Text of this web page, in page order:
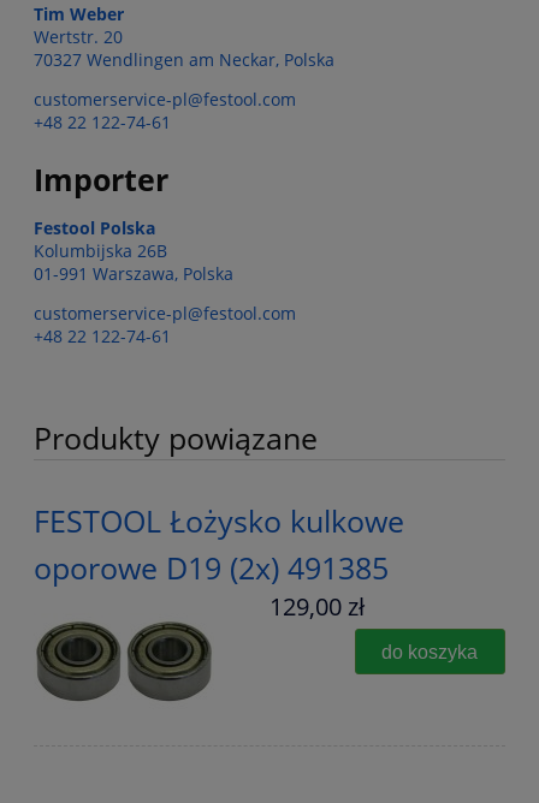
Tim Weber
Wertstr. 20
70327 Wendlingen am Neckar, Polska
customerservice-pl@festool.com
+48 22 122-74-61
Importer
Festool Polska
Kolumbijska 26B
01-991 Warszawa, Polska
customerservice-pl@festool.com
+48 22 122-74-61
Produkty powiązane
FESTOOL Łożysko kulkowe
oporowe D19 (2x) 491385
129,00 zł
do koszyka